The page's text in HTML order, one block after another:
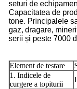
seturi de
Capacitatea de
tone. Principalele
gaz, dragare,
serii și peste 7000
Element de testare
1. Indicele de
curgere a topiturii